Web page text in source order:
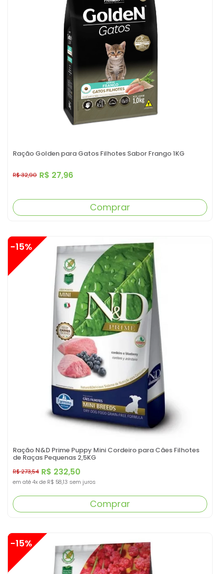
Ração Golden para Gatos Filhotes Sabor Frango 1KG
R$ 27,96
R$ 32,90
Comprar
Ração N&D Prime Puppy Mini Cordeiro para Cães Filhotes
de Raças Pequenas 2,5KG
R$ 232,50
R$ 273,54
-15%
em até 4x de R$ 58,13 sem juros
Comprar
-15%